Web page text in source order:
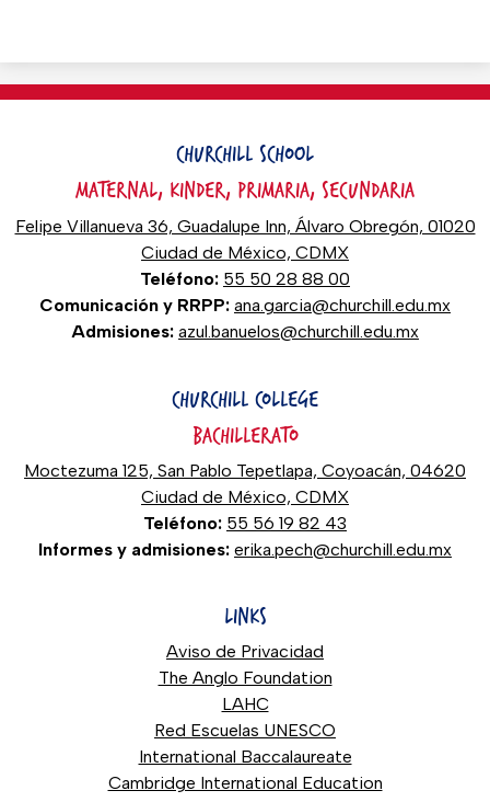
CHURCHILL SCHOOL
MATERNAL, KINDER, PRIMARIA, SECUNDARIA
Felipe Villanueva 36, Guadalupe Inn, Álvaro Obregón, 01020
Ciudad de México, CDMX
Teléfono: 55 50 28 88 00
Comunicación y RRPP: ana.garcia@churchill.edu.mx
Admisiones: azul.banuelos@churchill.edu.mx
CHURCHILL COLLEGE
BACHILLERATO
Moctezuma 125, San Pablo Tepetlapa, Coyoacán, 04620
Ciudad de México, CDMX
Teléfono: 55 56 19 82 43
Informes y admisiones: erika.pech@churchill.edu.mx
LINKS
Aviso de Privacidad
The Anglo Foundation
LAHC
Red Escuelas UNESCO
International Baccalaureate
Cambridge International Education